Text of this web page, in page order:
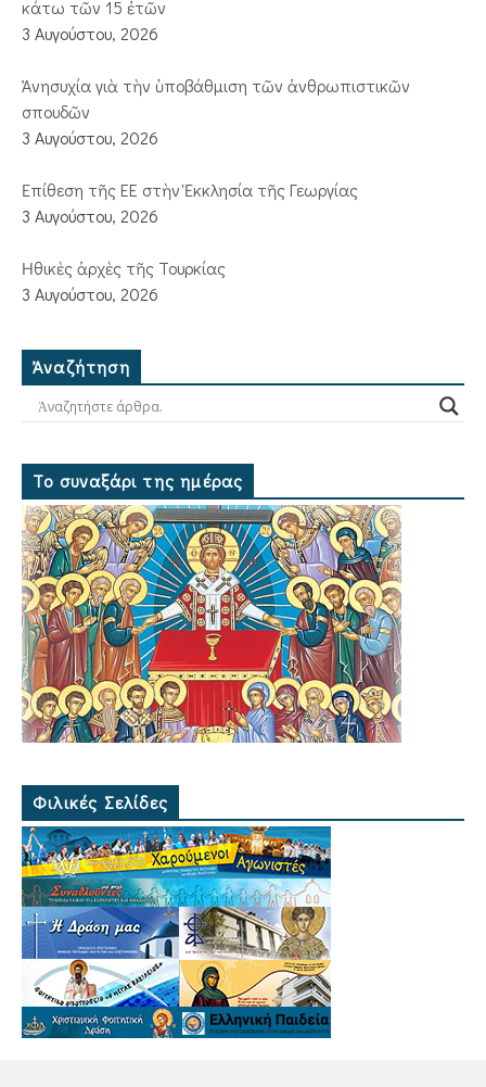
κάτω τῶν 15 ἐτῶν
3 Αυγούστου, 2026
Ἀνησυχία γιὰ τὴν ὑποβάθμιση τῶν ἀνθρωπιστικῶν
σπουδῶν
3 Αυγούστου, 2026
Ἐπίθεση τῆς ΕΕ στὴν Ἐκκλησία τῆς Γεωργίας
3 Αυγούστου, 2026
Ἠθικὲς ἀρχὲς τῆς Τουρκίας
3 Αυγούστου, 2026
Ἀναζήτηση
Το συναξάρι της ημέρας
Φιλικές Σελίδες